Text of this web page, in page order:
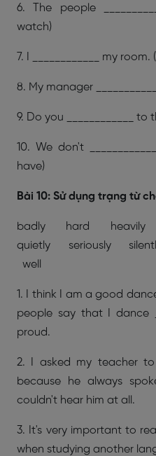
6. The people
watch)
7. I ____________ my
8. My manager
9. Do you ____________
10. We don't
have)
Bài 10: Sử dụng trạng từ
badly hard
quietly seriously
well
1. I think I am a good
people say that I dance
proud.
2. I asked my teacher to
because he always
couldn't hear him at all.
3. It's very important to
when studying another